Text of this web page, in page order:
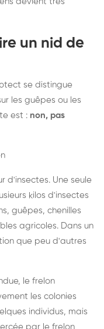
un nid de
se distingue
les guêpes ou les
est : non, pas
d'insectes. Une seule
kilos d'insectes
guêpes, chenilles
agricoles. Dans un
que peu d'autres
le frelon
les colonies
individus, mais
par le frelon